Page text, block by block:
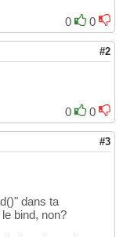
0
0
#2
0
0
#3
dans ta
bind, non?